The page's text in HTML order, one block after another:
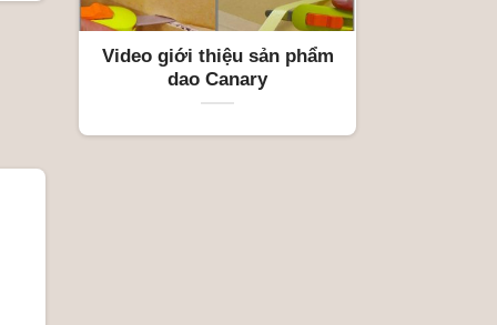
Video giới thiệu sản phẩm
dao Canary